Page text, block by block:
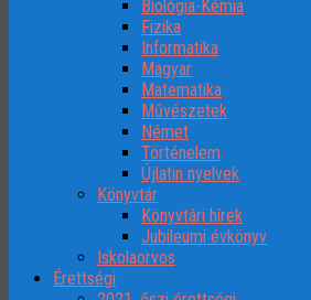
Biológia-Kémia
Fizika
Informatika
Magyar
Matematika
Művészetek
Német
Történelem
Újlatin nyelvek
Könyvtár
Könyvtári hírek
Jubileumi évkönyv
Iskolaorvos
Érettségi